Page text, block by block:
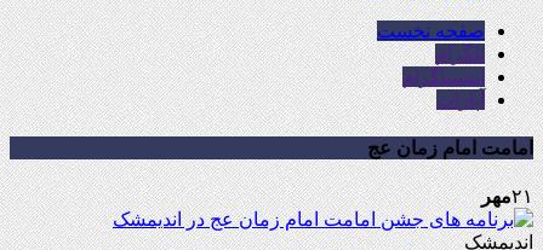
صفحه نخست
تلگرام
اینستاگرام
آپارات
امامت امام زمان عج
۲۱مهر
اندیمشک